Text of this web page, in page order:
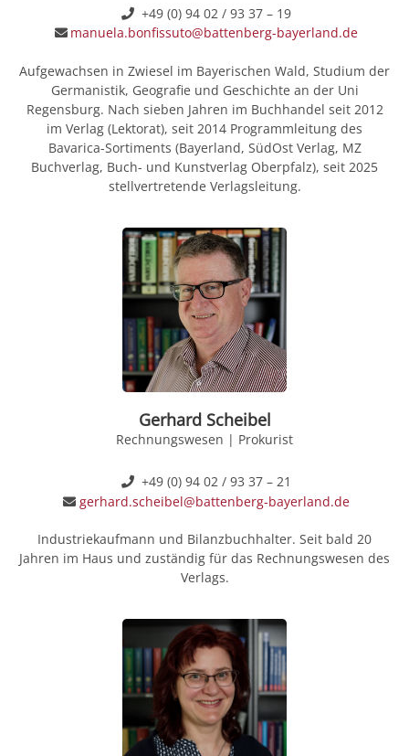
+49 (0) 94 02 / 93 37 – 19
manuela.bonfissuto@battenberg-bayerland.de
Aufgewachsen in Zwiesel im Bayerischen Wald, Studium der
Germanistik, Geografie und Geschichte an der Uni
Regensburg. Nach sieben Jahren im Buchhandel seit 2012
im Verlag (Lektorat), seit 2014 Programmleitung des
Bavarica-Sortiments (Bayerland, SüdOst Verlag, MZ
Buchverlag, Buch- und Kunstverlag Oberpfalz), seit 2025
stellvertretende Verlagsleitung.
Gerhard Scheibel
Rechnungswesen | Prokurist
+49 (0) 94 02 / 93 37 – 21
gerhard.scheibel@battenberg-bayerland.de
Industriekaufmann und Bilanzbuchhalter. Seit bald 20
Jahren im Haus und zuständig für das Rechnungswesen des
Verlags.